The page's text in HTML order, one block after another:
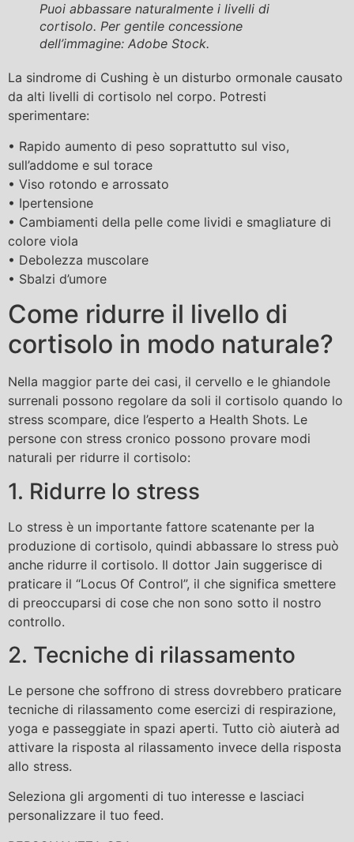
Puoi abbassare naturalmente i livelli di
cortisolo. Per gentile concessione
dell’immagine: Adobe Stock.
La sindrome di Cushing è un disturbo ormonale causato
da alti livelli di cortisolo nel corpo. Potresti
sperimentare:
• Rapido aumento di peso soprattutto sul viso,
sull’addome e sul torace
• Viso rotondo e arrossato
• Ipertensione
• Cambiamenti della pelle come lividi e smagliature di
colore viola
• Debolezza muscolare
• Sbalzi d’umore
Come ridurre il livello di
cortisolo in modo naturale?
Nella maggior parte dei casi, il cervello e le ghiandole
surrenali possono regolare da soli il cortisolo quando lo
stress scompare, dice l’esperto a Health Shots. Le
persone con stress cronico possono provare modi
naturali per ridurre il cortisolo:
1. Ridurre lo stress
Lo stress è un importante fattore scatenante per la
produzione di cortisolo, quindi abbassare lo stress può
anche ridurre il cortisolo. Il dottor Jain suggerisce di
praticare il “Locus Of Control”, il che significa smettere
di preoccuparsi di cose che non sono sotto il nostro
controllo.
2. Tecniche di rilassamento
Le persone che soffrono di stress dovrebbero praticare
tecniche di rilassamento come esercizi di respirazione,
yoga e passeggiate in spazi aperti. Tutto ciò aiuterà ad
attivare la risposta al rilassamento invece della risposta
allo stress.
Seleziona gli argomenti di tuo interesse e lasciaci
personalizzare il tuo feed.